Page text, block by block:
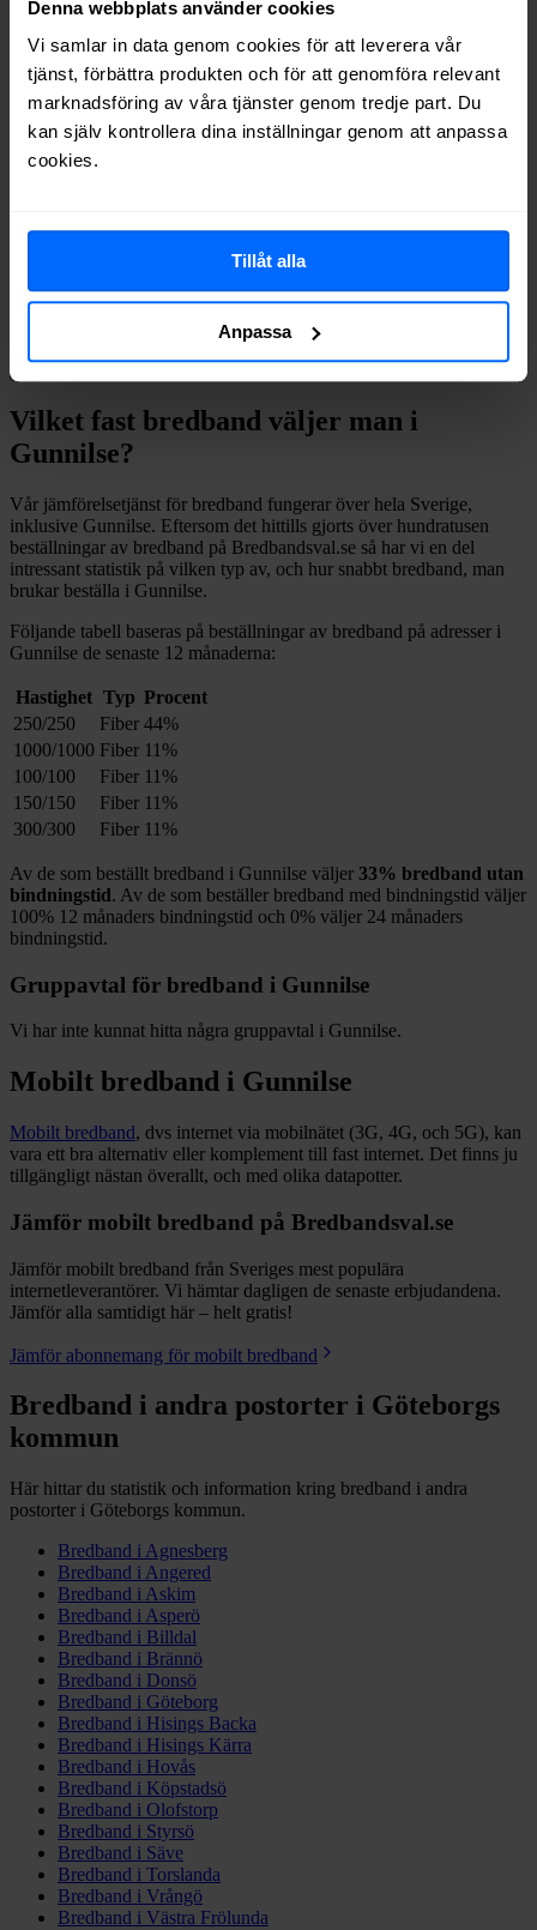
Denna webbplats använder cookies
Vi samlar in data genom cookies för att leverera vår
tjänst, förbättra produkten och för att genomföra relevant
marknadsföring av våra tjänster genom tredje part. Du
kan själv kontrollera dina inställningar genom att anpassa
cookies.
Tillåt alla
Anpassa
Boxer Fiber
39%
Ownit
Fiber
39%
Telia
Fiber
38%
Halebop
Fiber
Trygg Surf
Fiber
18%
Comviq
Internetport
Gunnilsepå Bredbandsval.se
göra en snabb sökning här:
Sök
Vilket fast bredband väljer man i
Gunnilse?
Vår jämförelsetjänst för bredband fungerar över hela Sverige,
inklusive Gunnilse. Eftersom det hittills gjorts över hundratusen
beställningar av bredband på Bredbandsval.se så har vi en del
intressant statistik på vilken typ av, och hur snabbt bredband, man
brukar beställa i Gunnilse.
Följande tabell baseras på beställningar av bredband på adresser i
Gunnilse de senaste 12 månaderna:
Hastighet Typ Procent
250/250
Fiber 44%
1000/1000 Fiber 11%
100/100
Fiber 11%
150/150
Fiber 11%
300/300
Fiber 11%
Av de som beställt bredband i Gunnilse väljer 33% bredband utan
bindningstid. Av de som beställer bredband med bindningstid väljer
100% 12 månaders bindningstid och 0% väljer 24 månaders
bindningstid.
Gruppavtal för bredband i Gunnilse
Vi har inte kunnat hitta några gruppavtal i Gunnilse.
Mobilt bredband i Gunnilse
Mobilt bredband, dvs internet via mobilnätet (3G, 4G, och 5G), kan
vara ett bra alternativ eller komplement till fast internet. Det finns ju
tillgängligt nästan överallt, och med olika datapotter.
Jämför mobilt bredband på Bredbandsval.se
Jämför mobilt bredband från Sveriges mest populära
internetleverantörer. Vi hämtar dagligen de senaste erbjudandena.
Jämför alla samtidigt här – helt gratis!
Jämför abonnemang för mobilt bredband
Bredband i andra postorter i Göteborgs
kommun
Här hittar du statistik och information kring bredband i andra
postorter i Göteborgs kommun.
Bredband i Agnesberg
Bredband i Angered
Bredband i Askim
Bredband i Asperö
Bredband i Billdal
Bredband i Brännö
Bredband i Donsö
Bredband i Göteborg
Bredband i Hisings Backa
Bredband i Hisings Kärra
Bredband i Hovås
Bredband i Köpstadsö
Bredband i Olofstorp
Bredband i Styrsö
Bredband i Säve
Bredband i Torslanda
Bredband i Vrångö
Bredband i Västra Frölunda